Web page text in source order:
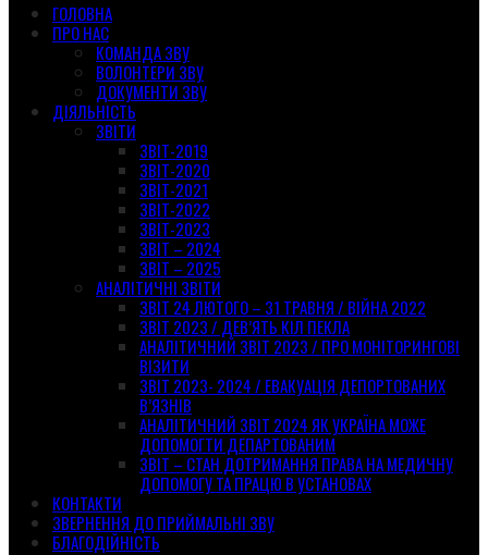
ГОЛОВНА
ПРО НАС
КОМАНДА ЗВУ
ВОЛОНТЕРИ ЗВУ
ДОКУМЕНТИ ЗВУ
ДІЯЛЬНІСТЬ
ЗВІТИ
ЗВІТ-2019
ЗВІТ-2020
ЗВІТ-2021
ЗВІТ-2022
ЗВІТ-2023
ЗВІТ – 2024
ЗВІТ – 2025
АНАЛІТИЧНІ ЗВІТИ
ЗВІТ 24 ЛЮТОГО – 31 ТРАВНЯ / ВІЙНА 2022
ЗВІТ 2023 / ДЕВ’ЯТЬ КІЛ ПЕКЛА
АНАЛІТИЧНИЙ ЗВІТ 2023 / ПРО МОНІТОРИНГОВІ
ВІЗИТИ
ЗВІТ 2023- 2024 / ЕВАКУАЦІЯ ДЕПОРТОВАНИХ
В’ЯЗНІВ
АНАЛІТИЧНИЙ ЗВІТ 2024 ЯК УКРАЇНА МОЖЕ
ДОПОМОГТИ ДЕПАРТОВАНИМ
ЗВІТ – СТАН ДОТРИМАННЯ ПРАВА НА МЕДИЧНУ
ДОПОМОГУ ТА ПРАЦЮ В УСТАНОВАХ
КОНТАКТИ
ЗВЕРНЕННЯ ДО ПРИЙМАЛЬНІ ЗВУ
БЛАГОДІЙНІСТЬ